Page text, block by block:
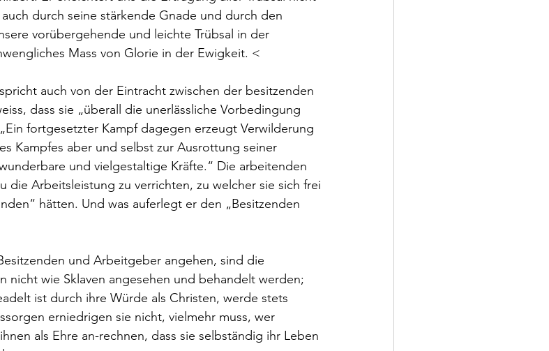
durch seine stärkende Gnade und durch den
vorübergehende und leichte Trübsal in der
Mass von Glorie in der Ewigkeit. <
auch von der Eintracht zwischen der besitzenden
dass sie „überall die unerlässliche Vorbedingung
fortgesetzter Kampf dagegen erzeugt Verwilderung
Kampfes aber und selbst zur Ausrottung seiner
und vielgestaltige Kräfte.“ Die arbeitenden
die Arbeitsleistung zu verrichten, zu welcher sie sich frei
hätten. Und was auferlegt er den „Besitzenden
und Arbeitgeber angehen, sind die
nicht wie Sklaven angesehen und behandelt werden;
ist durch ihre Würde als Christen, werde stets
erniedrigen sie nicht, vielmehr muss, wer
als Ehre an-rechnen, dass sie selbständig ihr Leben